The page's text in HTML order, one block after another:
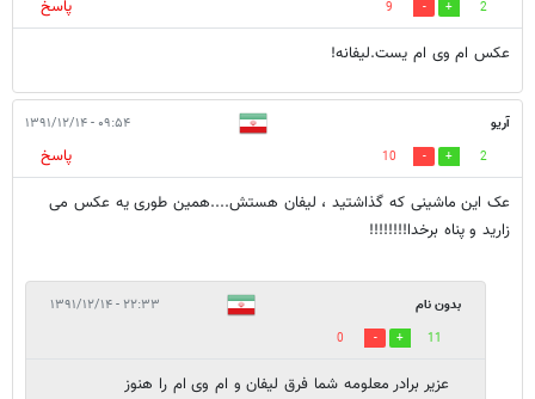
2
9
پاسخ
عکس ام وی ام یست.لیفانه!
آریو ۰۹:۵۴ - ۱۳۹۱/۱۲/۱۴
2
10
پاسخ
عک این ماشینی که گذاشتید ، لیفان هستش....همین طوری یه عکس می
زارید و پناه برخدا!!!!!!!!
بدون نام ۲۲:۳۳ - ۱۳۹۱/۱۲/۱۴
11
0
عزیر برادر معلومه شما فرق لیفان و ام وی ام را هنوز